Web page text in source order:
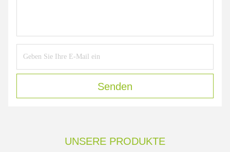
Senden
UNSERE PRODUKTE